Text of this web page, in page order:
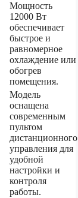
Мощность
12000 Вт
обеспечивает
быстрое и
равномерное
охлаждение или
обогрев
помещения.
Модель
оснащена
современным
пультом
дистанционного
управления для
удобной
настройки и
контроля
работы.